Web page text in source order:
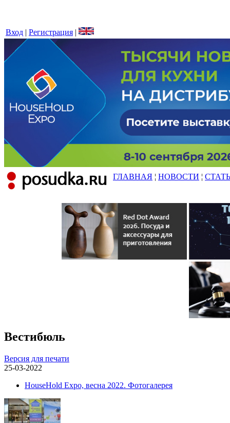
Вход | Регистрация |
ГЛАВНАЯ ¦ НОВОСТИ ¦
Вестибюль
Версия для печати
25-03-2022
HouseHold Expo, весна 2022. Фотогалерея